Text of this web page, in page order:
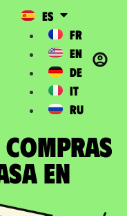
ES
FR
EN
DE
IT
RU
COMPRAS
en